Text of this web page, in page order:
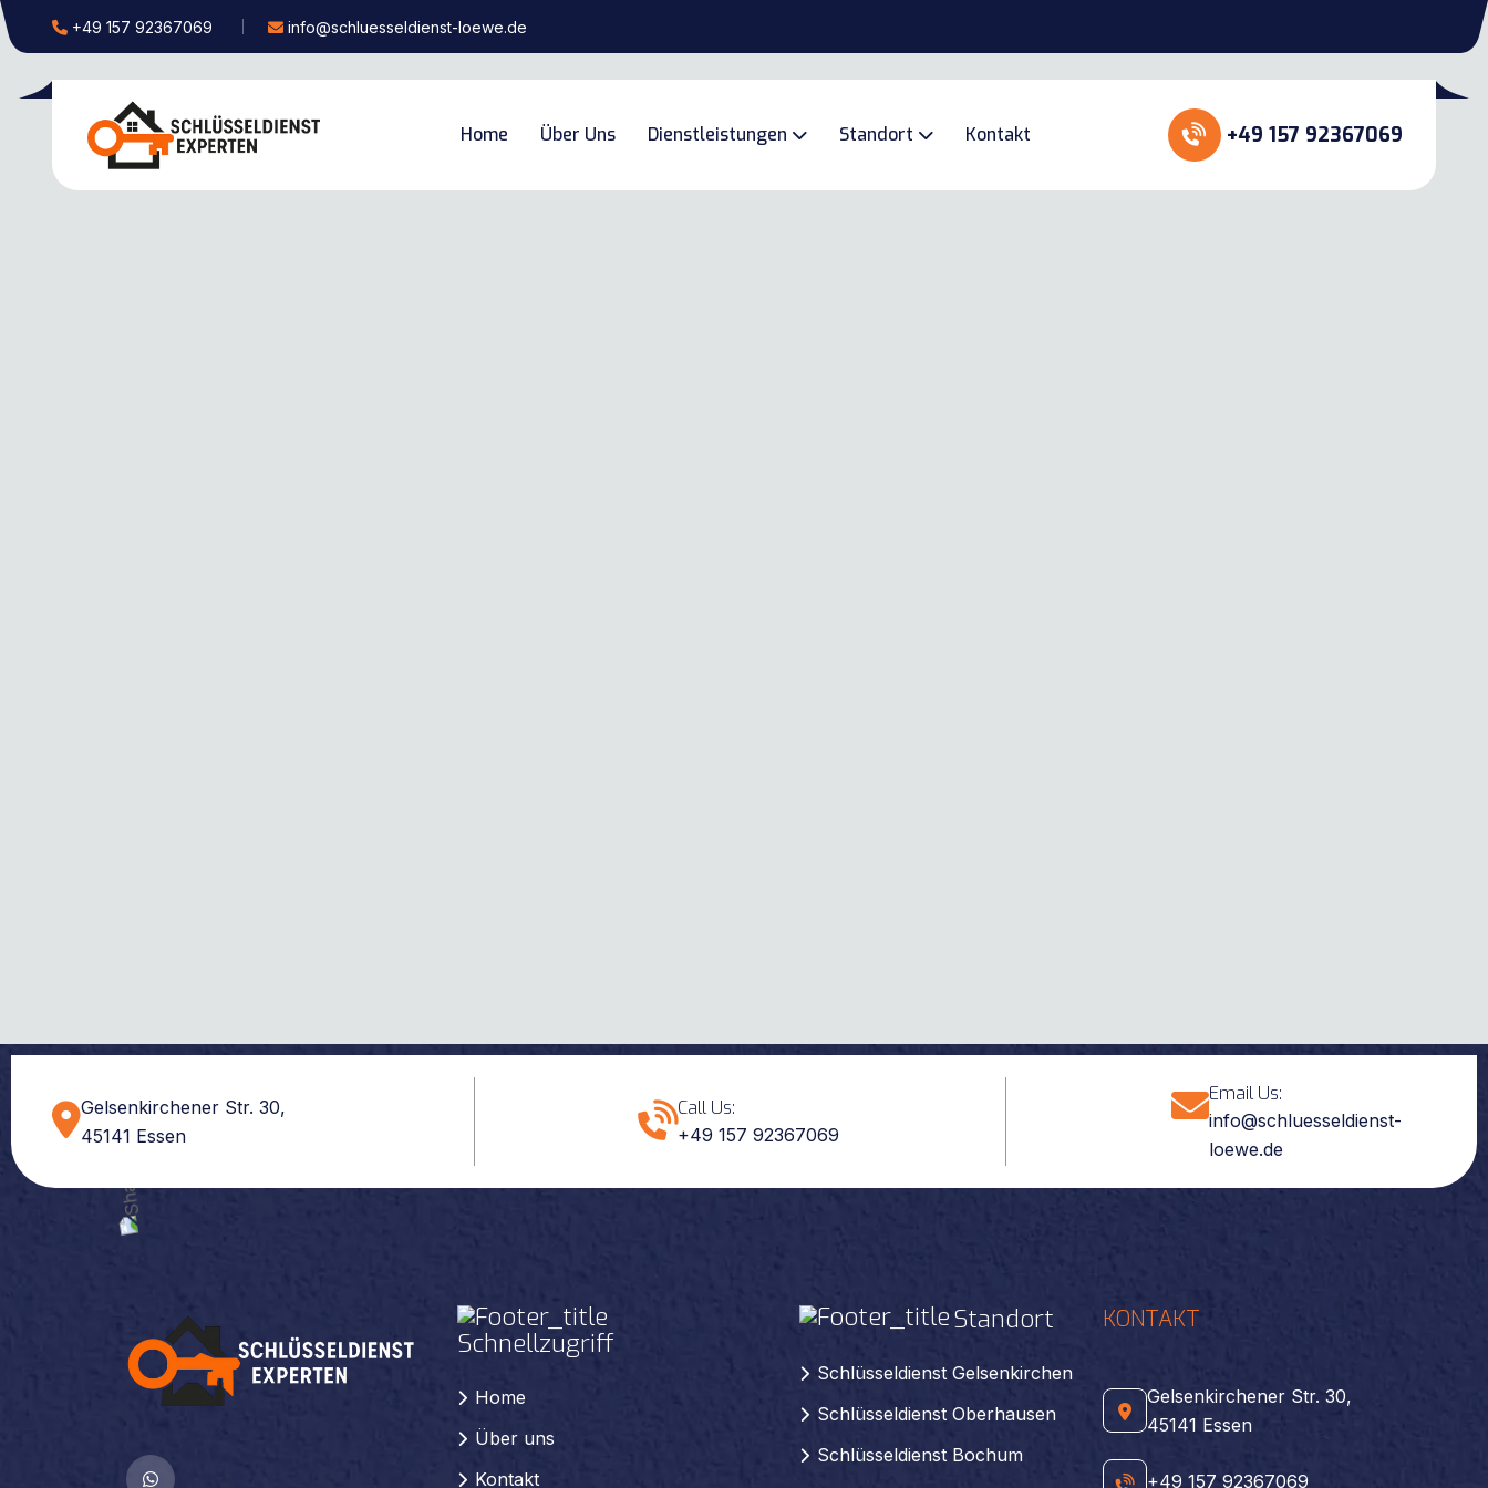
+49 157 92367069 info@schluesseldienst-loewe.de
Home Über Uns Dienstleistungen Standort Kontakt +49 157 92367069
Gelsenkirchener Str. 30,
45141 Essen
Call Us:
+49 157 92367069
Email Us:
info@schluesseldienst-
loewe.de
Schnellzugriff
Home
Über uns
Kontakt
Standort
Schlüsseldienst Gelsenkirchen
Schlüsseldienst Oberhausen
Schlüsseldienst Bochum
KONTAKT
Gelsenkirchener Str. 30,
45141 Essen
+49 157 92367069